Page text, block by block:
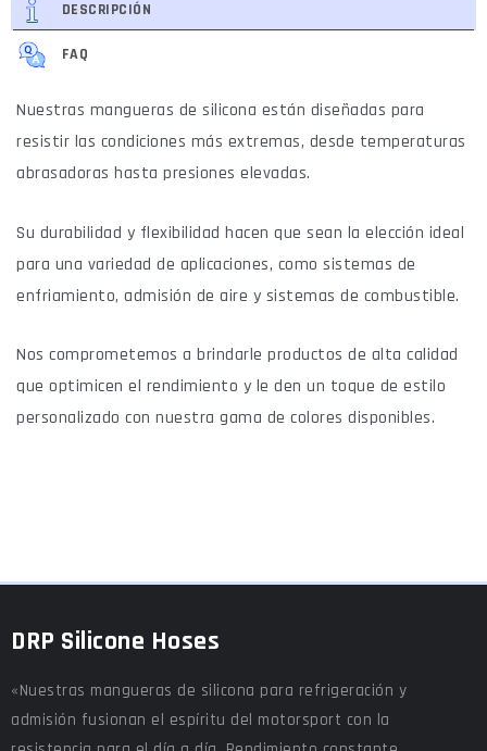
DESCRIPCIÓN
FAQ
Nuestras mangueras de silicona están diseñadas para
resistir las condiciones más extremas, desde temperaturas
abrasadoras hasta presiones elevadas.
Su durabilidad y flexibilidad hacen que sean la elección ideal
para una variedad de aplicaciones, como sistemas de
enfriamiento, admisión de aire y sistemas de combustible.
Nos comprometemos a brindarle productos de alta calidad
que optimicen el rendimiento y le den un toque de estilo
personalizado con nuestra gama de colores disponibles.
DRP Silicone Hoses
«Nuestras mangueras de silicona para refrigeración y
admisión fusionan el espíritu del motorsport con la